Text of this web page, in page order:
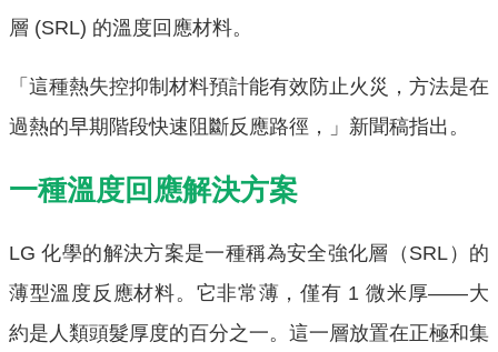
層 (SRL) 的溫度回應材料。
「這種熱失控抑制材料預計能有效防止火災，方法是在
過熱的早期階段快速阻斷反應路徑，」新聞稿指出。
一種溫度回應解決方案
LG 化學的解決方案是一種稱為安全強化層（SRL）的
薄型溫度反應材料。它非常薄，僅有 1 微米厚——大
約是人類頭髮厚度的百分之一。這一層放置在正極和集